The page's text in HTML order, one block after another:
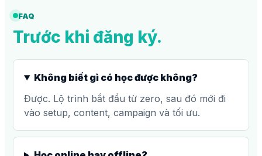
FAQ
Trước khi đăng ký.
Không biết gì có học được không?
Được. Lộ trình bắt đầu từ zero, sau đó mới đi
vào setup, content, campaign và tối ưu.